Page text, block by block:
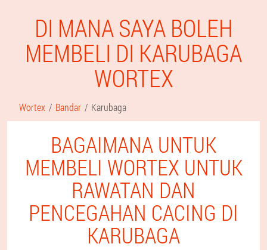
DI MANA SAYA BOLEH
MEMBELI DI KARUBAGA
WORTEX
Wortex Bandar Karubaga
BAGAIMANA UNTUK
MEMBELI WORTEX UNTUK
RAWATAN DAN
PENCEGAHAN CACING DI
KARUBAGA